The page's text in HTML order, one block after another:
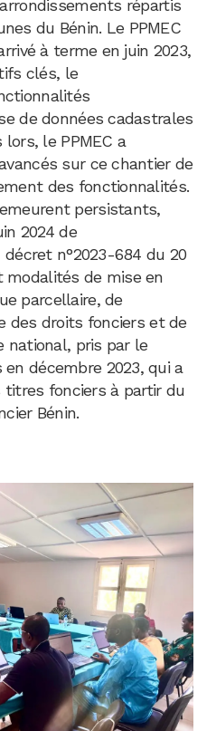
répartis
du Bénin. Le PPMEC
à terme en juin 2023,
clés, le
de données cadastrales
lors, le PPMEC a
sur ce chantier de
des fonctionnalités.
persistants,
2024 de
décret n°2023-684 du 20
modalités de mise en
parcellaire, de
des droits fonciers et de
national, pris par le
décembre 2023, qui a
titres fonciers à partir du
Bénin.